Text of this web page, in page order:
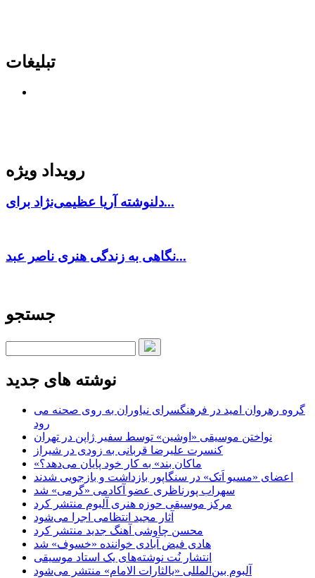
تبلیغات
رویداد ویژه
دلنوشته آریا عظیمی‌نژاد برای...
نگاهی به زندگی هنری ناصر عبد...
جستجو
نوشته های جدید
گروه رهروان امید در فرهنگسرای نیاوران به روی صحنه می
رود
نواختن موسیقی «اوشین» توسط سفیر ژاپن در تهران
کنسرت علیرضا قربانی به زودی در شیراز
«ماکان بند» به کار خود پایان می‌دهد؟
اعضای «مسیو اَتک» در سنگاپور بازداشت و بازجویی شدند
سهراب پورناظری عضو آکادمی «گرمی» شد
مرکز موسیقی حوزه هنری آلبوم منتشر کرد
آثار مجید انتظامی اجرا می‌شود
محسن چاوشی آهنگ جدید منتشر کرد
هادی فیض آبادی خواننده «خسوف» شد
انتشار نُت نوشته‌های یک استاد موسیقی
آلبوم بین‌المللی «یالثارات الامام» منتشر می‌شود